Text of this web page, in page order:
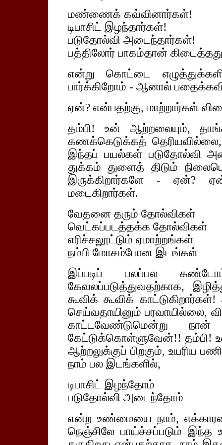
மண்ணைக் கவ்வினார்கள்!
டிபாசிட் இழந்தார்கள்!
படுதோல்வி அடைந்தார்கள்!
பத்திலோர் பாகம்தான்
என்று கொட்டை
பார்க்கிறோம் - ஆனால்
ஏன்? என்பதற்கு, மாற்றார்கள்
தம்பி! உன் ஆற்றலையும்,
கணக்கெடுக்கத்
இந்தப் பயல்கள் படுதோல்வி
துக்கம் துளைத் திடும்
இருக்கிறார்களே - ஏன்?
மடைகிறார்கள்.
வேதனை தரும் தோல்விகள்
வெட்கப்படத்தக்க தோல்விகள்
எரிச்சலூட்டும் ஏமாற்றங்கள்
நம்பி மோசம்போன இடங்கள்
இப்படிப் பலப்பல
கேவலப்படுத்துவதற்காக,
கூவிக் கூவிக்
செய்வதாயினும் பரவாயில்லை,
காட்டவேண்டுமென்று
கேட்டுக்கொள்ளுவேன்!! தம்பி!
ஆற்றலுக்குப் பிறகும், உயரிய
நாம் பல இடங்களில்,
டிபாசிட் இழந்தோம்
படுதோல்வி அடைந்தோம்
என்ற உண்மையை நாம்,
நெஞ்சிலே பாய்ச்சப்படும்